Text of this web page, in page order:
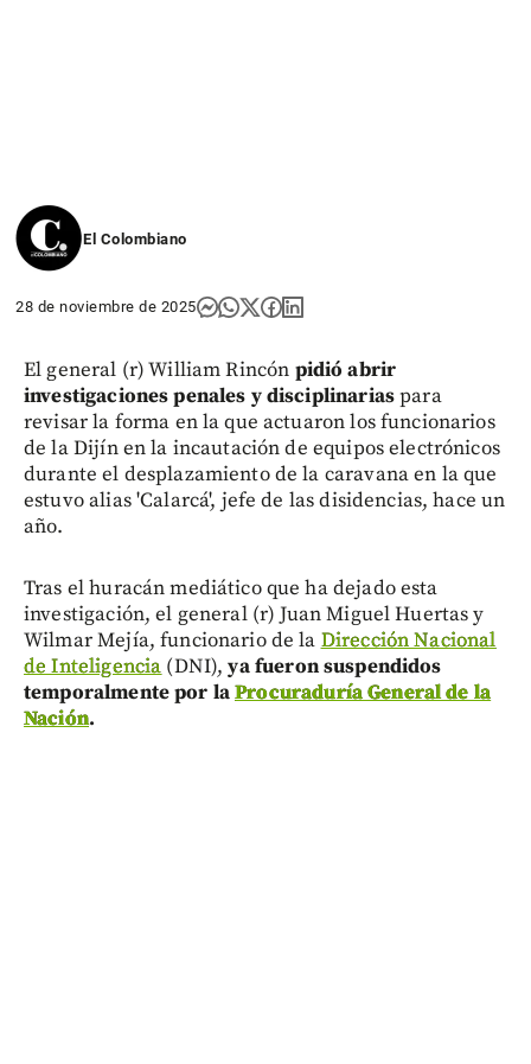
El Colombiano
28 de noviembre de 2025
El general (r) William Rincón pidió abrir
investigaciones penales y disciplinariaspara
revisar la forma en la que actuaron los funcionarios
de la Dijín en la incautación de equipos electrónicos
durante el desplazamiento de la caravana en la que
estuvo alias 'Calarcá', jefe de las disidencias, hace un
año.
Tras el huracán mediático que ha dejado esta
investigación, el general (r) Juan Miguel Huertas y
Wilmar Mejía, funcionario de la Dirección Nacional
de Inteligencia (DNI),ya fueron suspendidos
temporalmente por laProcuraduría General de la
Nación.